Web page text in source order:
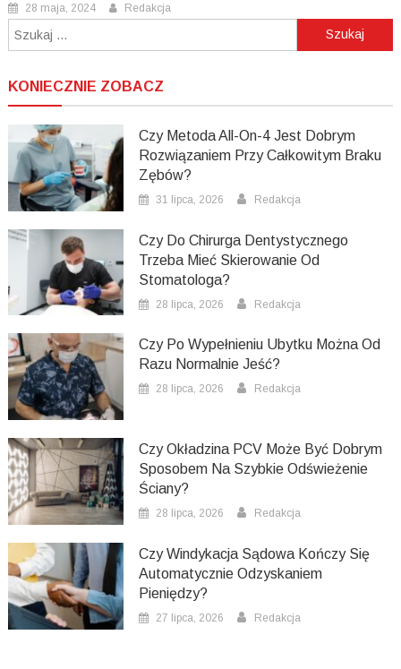
28 maja, 2024 Redakcja
Szukaj:
KONIECZNIE ZOBACZ
Czy Metoda All-On-4 Jest Dobrym
Rozwiązaniem Przy Całkowitym Braku
Zębów?
31 lipca, 2026 Redakcja
Czy Do Chirurga Dentystycznego
Trzeba Mieć Skierowanie Od
Stomatologa?
28 lipca, 2026 Redakcja
Czy Po Wypełnieniu Ubytku Można Od
Razu Normalnie Jeść?
28 lipca, 2026 Redakcja
Czy Okładzina PCV Może Być Dobrym
Sposobem Na Szybkie Odświeżenie
Ściany?
28 lipca, 2026 Redakcja
Czy Windykacja Sądowa Kończy Się
Automatycznie Odzyskaniem
Pieniędzy?
27 lipca, 2026 Redakcja